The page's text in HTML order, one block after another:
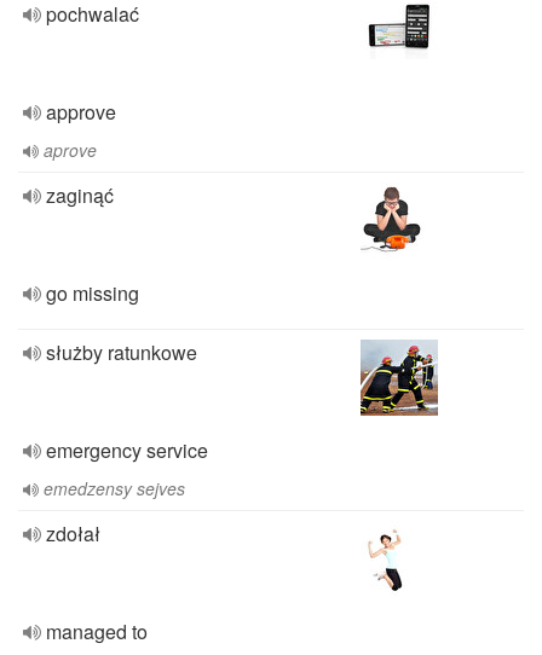
pochwalać
approve
aprove
zaginąć
go missing
służby ratunkowe
emergency service
emedzensy sejves
zdołał
managed to